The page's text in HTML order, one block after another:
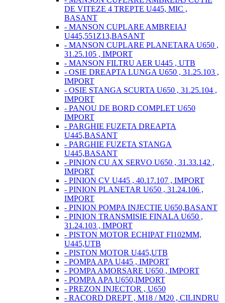
DE VITEZE 4 TREPTE U445, MIC ,
BASANT
- MANSON CUPLARE AMBREIAJ
U445,551Z13,BASANT
- MANSON CUPLARE PLANETARA U650 ,
31.25.105 , IMPORT
- MANSON FILTRU AER U445 , UTB
- OSIE DREAPTA LUNGA U650 , 31.25.103 ,
IMPORT
- OSIE STANGA SCURTA U650 , 31.25.104 ,
IMPORT
- PANOU DE BORD COMPLET U650
IMPORT
- PARGHIE FUZETA DREAPTA
U445,BASANT
- PARGHIE FUZETA STANGA
U445,BASANT
- PINION CU AX SERVO U650 , 31.33.142 ,
IMPORT
- PINION CV U445 , 40.17.107 , IMPORT
- PINION PLANETAR U650 , 31.24.106 ,
IMPORT
- PINION POMPA INJECTIE U650,BASANT
- PINION TRANSMISIE FINALA U650 ,
31.24.103 , IMPORT
- PISTON MOTOR ECHIPAT FI102MM,
U445,UTB
- PISTON MOTOR U445,UTB
- POMPA APA U445 , IMPORT
- POMPA AMORSARE U650 , IMPORT
- POMPA APA U650,IMPORT
- PREZON INJECTOR , U650
- RACORD DREPT , M18 / M20 , CILINDRU